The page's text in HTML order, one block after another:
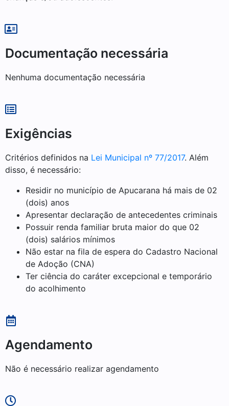
Documentação necessária
Nenhuma documentação necessária
Exigências
Critérios definidos na Lei Municipal nº 77/2017. Além
disso, é necessário:
Residir no município de Apucarana há mais de 02
(dois) anos
Apresentar declaração de antecedentes criminais
Possuir renda familiar bruta maior do que 02
(dois) salários mínimos
Não estar na fila de espera do Cadastro Nacional
de Adoção (CNA)
Ter ciência do caráter excepcional e temporário
do acolhimento
Agendamento
Não é necessário realizar agendamento